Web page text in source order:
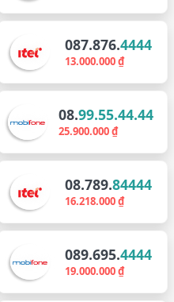
087.876.4444
13.000.000 ₫
08.99.55.44.44
25.900.000 ₫
08.789.84444
16.218.000 ₫
089.695.4444
19.000.000 ₫